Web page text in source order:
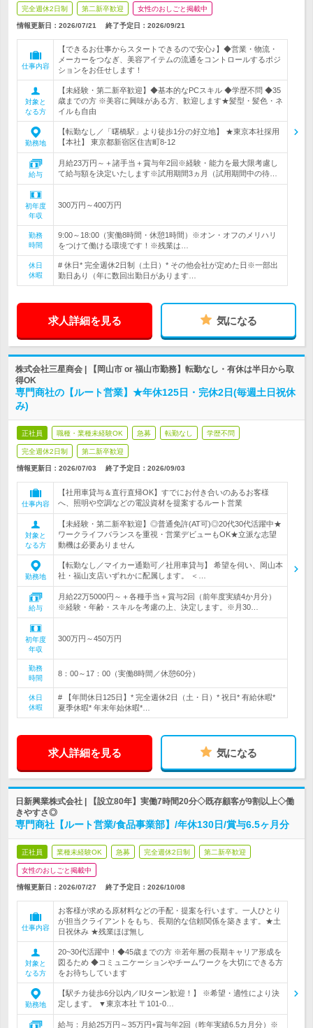
完全週休2日制 第二新卒歓迎 女性のおしごと掲載中
情報更新日：2026/07/21 終了予定日： 2026/09/21
仕事内容
【できるお仕事からスタートできるので安心♪】◆営業・物流・
メーカーをつなぎ、美容アイテムの流通をコントロールするポジ
ションをお任せします！
対象と
なる方
【未経験・第二新卒歓迎】◆基本的なPCスキル ◆学歴不問 ◆35
歳までの方 ※美容に興味がある方、歓迎します★髪型・髪色・ネ
イルも自由
勤務地
【転勤なし／「曙橋駅」より徒歩1分の好立地】 ★東京本社採用
【本社】 東京都新宿区住吉町8-12
給与
月給23万円～＋諸手当＋賞与年2回※経験・能力を最大限考慮し
て給与額を決定いたします※試用期間3ヵ月（試用期間中の待…
初年度
年収
300万円～400万円
勤務
時間
9:00～18:00（実働8時間・休憩1時間）※オン・オフのメリハリ
をつけて働ける環境です！※残業は…
休日
休暇
# 休日* 完全週休2日制（土日）* その他会社が定めた日※一部出
勤日あり（年に数回出勤日があります…
求人詳細を見る 気になる
株式会社三星商会 | 【岡山市 or 福山市勤務】転勤なし・有休は半日から取
得OK
専門商社の【ルート営業】★年休125日・完休2日(毎週土日祝休
み)
正社員 職種・業種未経験OK 急募 転勤なし 学歴不問
完全週休2日制 第二新卒歓迎
情報更新日：2026/07/03 終了予定日： 2026/09/03
仕事内容
【社用車貸与＆直行直帰OK】すでにお付き合いのあるお客様
へ、照明や空調などの電設資材を提案するルート営業
対象と
なる方
【未経験・第二新卒歓迎】◎普通免許(AT可)◎20代30代活躍中★
ワークライフバランスを重視・営業デビューもOK★立派な志望
動機は必要ありません
勤務地
【転勤なし／マイカー通勤可／社用車貸与】 希望を伺い、岡山本
社・福山支店いずれかに配属します。 ＜…
給与
月給22万5000円～＋各種手当＋賞与2回（前年度実績4か月分）
※経験・年齢・スキルを考慮の上、決定します。※月30…
初年度
年収
300万円～450万円
勤務
時間
8：00～17：00（実働8時間／休憩60分）
休日
休暇
# 【年間休日125日】* 完全週休2日（土・日）* 祝日* 有給休暇*
夏季休暇* 年末年始休暇*…
求人詳細を見る 気になる
日新興業株式会社 | 【設立80年】実働7時間20分◇既存顧客が9割以上◇働
きやすさ◎
専門商社【ルート営業/食品事業部】/年休130日/賞与6.5ヶ月分
正社員 業種未経験OK 急募 完全週休2日制 第二新卒歓迎
女性のおしごと掲載中
情報更新日：2026/07/27 終了予定日： 2026/10/08
仕事内容
お客様が求める原材料などの手配・提案を行います。一人ひとり
が担当クライアントをもち、長期的な信頼関係を築きます。★土
日祝休み ★残業ほぼ無し
対象と
なる方
20~30代活躍中！◆45歳までの方 ※若年層の長期キャリア形成を
図るため ◆コミュニケーションやチームワークを大切にできる方
をお待ちしています
勤務地
【駅チカ徒歩6分以内／IUターン歓迎！】 ※希望・適性により決
定します。 ▼東京本社 〒101-0…
給与：月給25万円～35万円+賞与年2回（昨年実績6.5カ月分）※